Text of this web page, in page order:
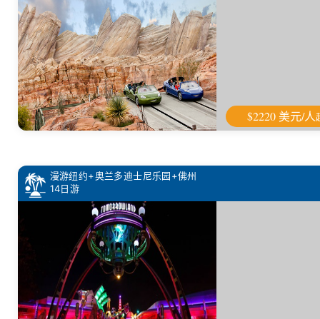
$2220 美元/人
漫游纽约+奥兰多迪士尼乐园+佛州
14日游